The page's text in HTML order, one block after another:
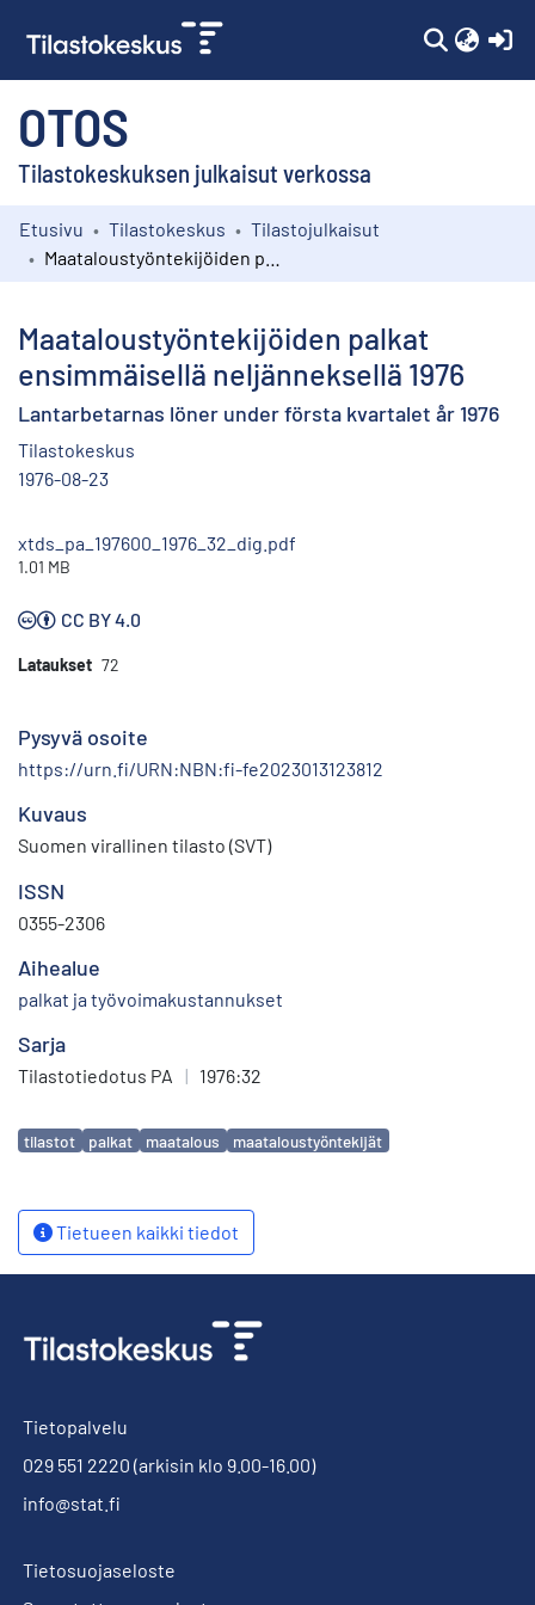
OTOS
Tilastokeskuksen julkaisut verkossa
Kokoelmat
Etusivu Tilastokeskus
Tilastojulkaisut
Maataloustyöntekijöiden palkat
ensimmäisellä neljänneksellä 1976
Lantarbetarnas löner under första kvartalet år 1976
Tilastokeskus
1976-08-23
xtds_pa_197600_1976_32_dig.pdf
1.01 MB
CC BY 4.0
Lataukset 72
Pysyvä osoite
https://urn.fi/URN:NBN:fi-fe2023013123812
Kuvaus
Suomen virallinen tilasto (SVT)
ISSN
0355-2306
Aihealue
palkat ja työvoimakustannukset
Sarja
Tilastotiedotus PA | 1976:32
Avainsanat
tilastot palkat maatalous maataloustyöntekijät
Tietueen kaikki tiedot
Tietopalvelu
029 551 2220 (arkisin klo 9.00-16.00)
info@stat.fi
Tietosuojaseloste